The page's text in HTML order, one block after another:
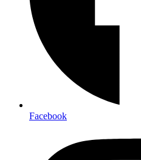
Facebook